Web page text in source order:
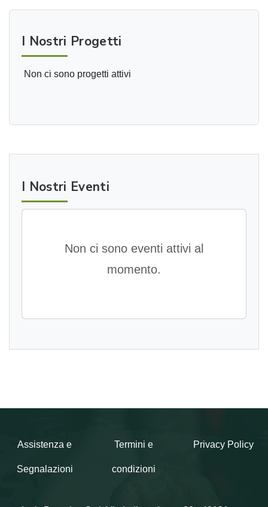
I Nostri Progetti
Non ci sono progetti attivi
I Nostri Eventi
Non ci sono eventi attivi al
momento.
Assistenza e
Segnalazioni
Termini e
condizioni
Privacy Policy